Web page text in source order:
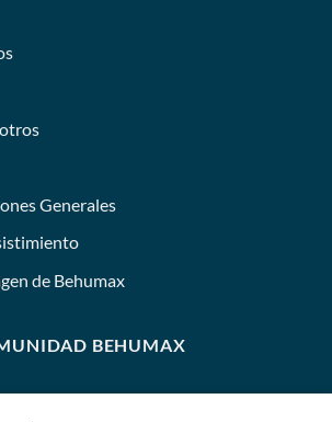
Generales
de Behumax
BEHUMAX